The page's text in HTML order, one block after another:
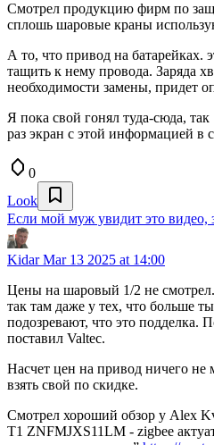
Смотрел продукцию фирм по
сплошь шаровые краны
А то, что привод на
тащить к нему провода. Заряда
необходимости замены, придет
Я пока свой гонял туда-сюда, так
раз экран с этой информацией в
0
Look
Если мой муж увидит это видео,
KidarMar 13 2025 at 14:00
Цены на шаровый 1/2 не
так там даже у тех, что больше
подозревают, что это подделка.
поставил Valtec.
Насчет цен на привод ничего не
взять свой по скидке.
Смотрел хороший обзор у Alex
T1 ZNFMJXS11LM - zigbee